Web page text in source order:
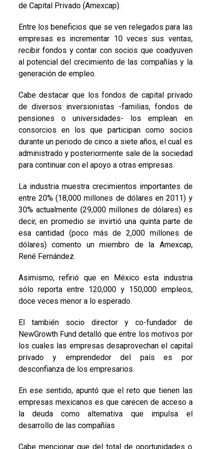
de Capital Privado (Amexcap).
Entre los beneficios que se ven relegados para las
empresas es incrementar 10 veces sus ventas,
recibir fondos y contar con socios que coadyuven
al potencial del crecimiento de las compañías y la
generación de empleo.
Cabe destacar que los fondos de capital privado
de diversos inversionistas -familias, fondos de
pensiones o universidades- los emplean en
consorcios en los que participan como socios
durante un periodo de cinco a siete años, el cual es
administrado y posteriormente sale de la sociedad
para continuar con el apoyo a otras empresas.
La industria muestra crecimientos importantes de
entre 20% (18,000 millones de dólares en 2011) y
30% actualmente (29,000 millones de dólares) es
decir, en promedio se invirtió una quinta parte de
esa cantidad (poco más de 2,000 millones de
dólares) comento un miembro de la Amexcap,
René Fernández.
Asimismo, refirió que en México esta industria
sólo reporta entre 120,000 y 150,000 empleos,
doce veces menor a lo esperado.
El también socio director y co-fundador de
NewGrowth Fund detalló que entre los motivos por
los cuales las empresas desaprovechan el capital
privado y emprendedor del país es por
desconfianza de los empresarios.
En ese sentido, apuntó que el reto que tienen las
empresas mexicanos es que carecen de acceso a
la deuda como alternativa que impulsa el
desarrollo de las compañías
Cabe mencionar que del total de oportunidades o